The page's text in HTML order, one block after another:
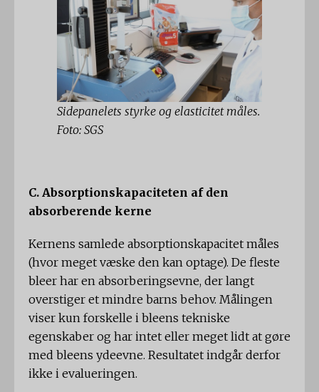
Sidepanelets styrke og elasticitet måles.
Foto: SGS
C. Absorptionskapaciteten af ​​den
absorberende kerne
Kernens samlede absorptionskapacitet måles
(hvor meget væske den kan optage). De fleste
bleer har en absorberingsevne, der langt
overstiger et mindre barns behov. Målingen
viser kun forskelle i bleens tekniske
egenskaber og har intet eller meget lidt at gøre
med bleens ydeevne. Resultatet indgår derfor
ikke i evalueringen.